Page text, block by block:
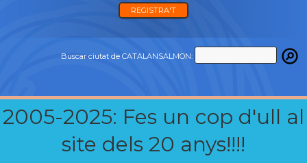
REGISTRA'T
Buscar ciutat de CATALANSALMON:
2005-2025: Fes un cop d'ull al
site dels 20 anys!!!!